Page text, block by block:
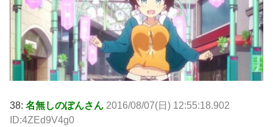
38: 名無しのぽんさん 2016/08/07(日) 12:55:18.902
ID:4ZEd9V4g0